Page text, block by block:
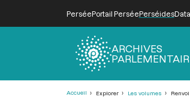
PerséePortail PerséePerséides
ARCHIVES
Accueil Explorer Les volumes